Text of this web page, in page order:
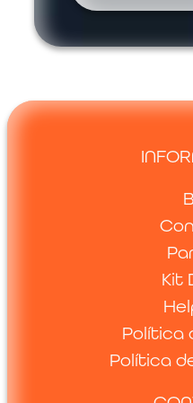
Kit
Política
Política